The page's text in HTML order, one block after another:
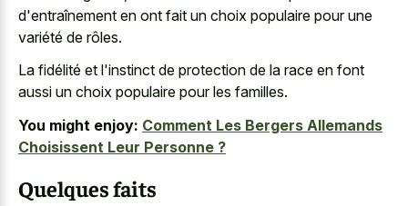
d'entraînement en ont fait un choix populaire pour une
variété de rôles.
La fidélité et l'instinct de protection de la race en font
aussi un choix populaire pour les familles.
You might enjoy: Comment Les Bergers Allemands
Choisissent Leur Personne ?
Quelques faits